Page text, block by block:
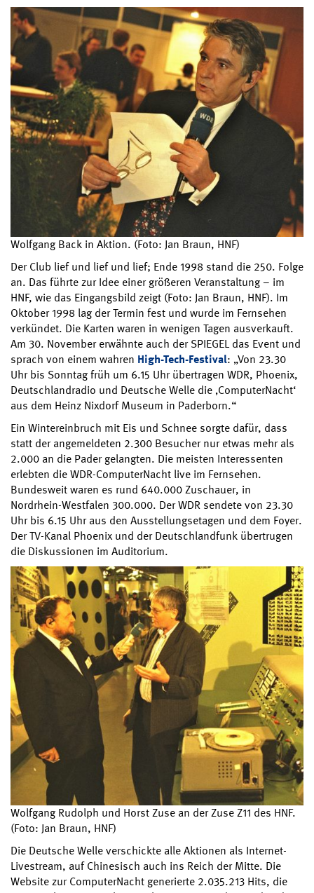
Wolfgang Back in Aktion. (Foto: Jan Braun, HNF)
Der Club lief und lief und lief; Ende 1998 stand die 250. Folge
an. Das führte zur Idee einer größeren Veranstaltung – im
HNF, wie das Eingangsbild zeigt (Foto: Jan Braun, HNF). Im
Oktober 1998 lag der Termin fest und wurde im Fernsehen
verkündet. Die Karten waren in wenigen Tagen ausverkauft.
Am 30. November erwähnte auch der SPIEGEL das Event und
sprach von einem wahren High-Tech-Festival: „Von 23.30
Uhr bis Sonntag früh um 6.15 Uhr übertragen WDR, Phoenix,
Deutschlandradio und Deutsche Welle die ‚ComputerNacht‘
aus dem Heinz Nixdorf Museum in Paderborn.“
Ein Wintereinbruch mit Eis und Schnee sorgte dafür, dass
statt der angemeldeten 2.300 Besucher nur etwas mehr als
2.000 an die Pader gelangten. Die meisten Interessenten
erlebten die WDR-ComputerNacht live im Fernsehen.
Bundesweit waren es rund 640.000 Zuschauer, in
Nordrhein-Westfalen 300.000. Der WDR sendete von 23.30
Uhr bis 6.15 Uhr aus den Ausstellungsetagen und dem Foyer.
Der TV-Kanal Phoenix und der Deutschlandfunk übertrugen
die Diskussionen im Auditorium.
Wolfgang Rudolph und Horst Zuse an der Zuse Z11 des HNF.
(Foto: Jan Braun, HNF)
Die Deutsche Welle verschickte alle Aktionen als Internet-
Livestream, auf Chinesisch auch ins Reich der Mitte. Die
Website zur ComputerNacht generierte 2.035.213 Hits, die